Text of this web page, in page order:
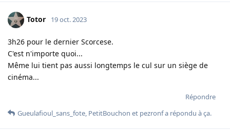
Totor 19 oct. 2023
3h26 pour le dernier Scorcese.
C'est n'importe quoi...
Même lui tient pas aussi longtemps le cul sur un siège de
cinéma...
Répondre
Gueulafioul_sans_fote, PetitBouchon et pezronfa répondu à ça.